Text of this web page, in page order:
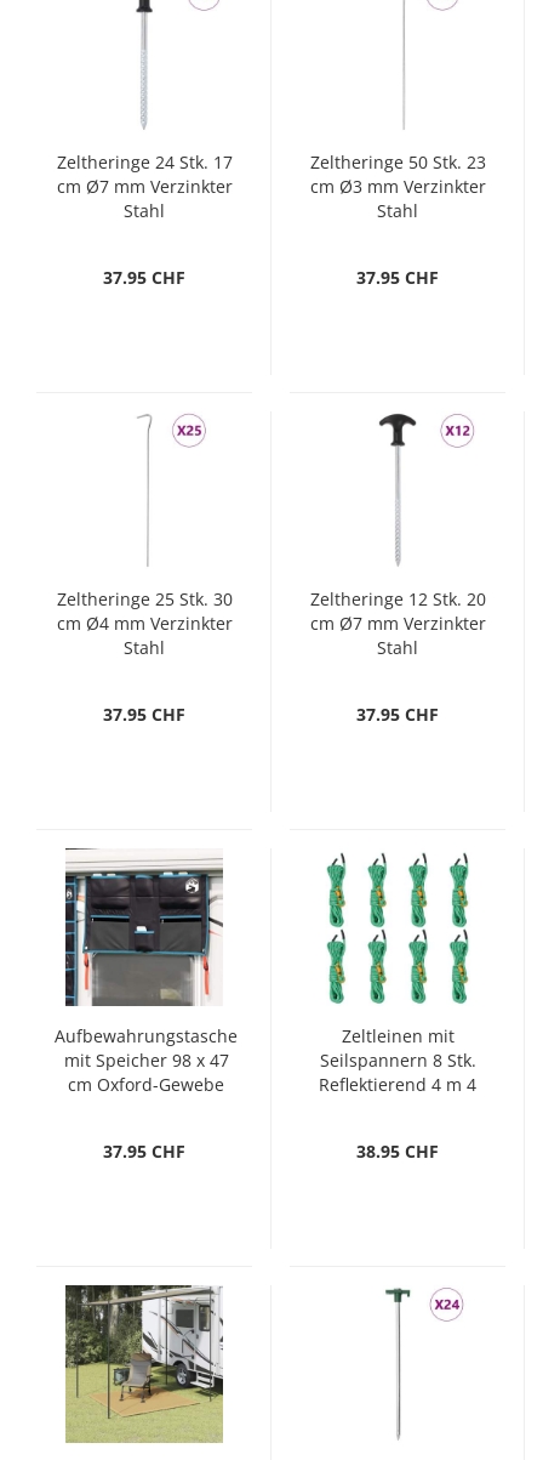
Zeltheringe 24 Stk. 17
cm Ø7 mm Verzinkter
Stahl
37.95 CHF
Zeltheringe 50 Stk. 23
cm Ø3 mm Verzinkter
Stahl
37.95 CHF
Zeltheringe 25 Stk. 30
cm Ø4 mm Verzinkter
Stahl
37.95 CHF
Zeltheringe 12 Stk. 20
cm Ø7 mm Verzinkter
Stahl
37.95 CHF
Aufbewahrungstasche
mit Speicher 98 x 47
cm Oxford-Gewebe
37.95 CHF
Zeltleinen mit
Seilspannern 8 Stk.
Reflektierend 4 m 4
38.95 CHF